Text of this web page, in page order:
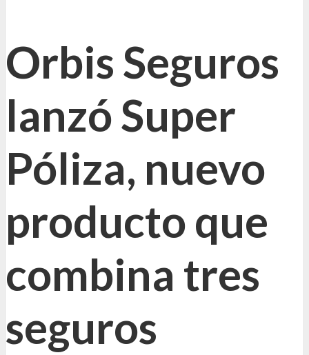
Orbis Seguros
lanzó Super
Póliza, nuevo
producto que
combina tres
seguros